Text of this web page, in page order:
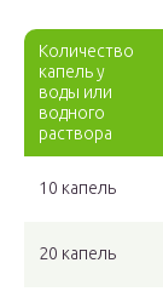
Количество
капель у
воды или
водного
раствора
10 капель
20 капель